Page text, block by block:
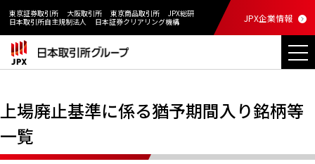
東京証券取引所 大阪取引所 東京商品取引所
JPX総研
日本取引所自主規制法人
日本証券クリアリング機構 JPX企業情報
上場廃止基準に係る猶予期間入り銘柄等
一覧